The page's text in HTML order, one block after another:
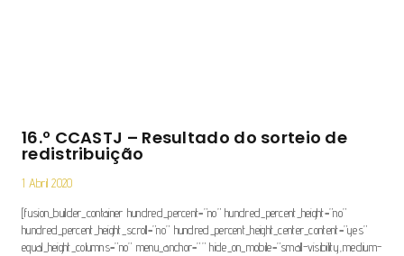
16.º CCASTJ – Resultado do sorteio de
redistribuição
1 Abril 2020
[fusion_builder_container hundred_percent=”no” hundred_percent_height=”no”
hundred_percent_height_scroll=”no” hundred_percent_height_center_content=”yes”
equal_height_columns=”no” menu_anchor=”” hide_on_mobile=”small-visibility,medium-